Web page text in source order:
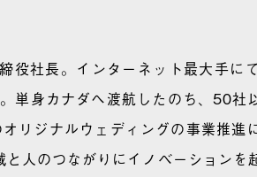
役社長。インターネット最大手にて
単身カナダへ渡航したのち、50社
リジナルウェディングの事業推進
人のつながりにイノベーションを